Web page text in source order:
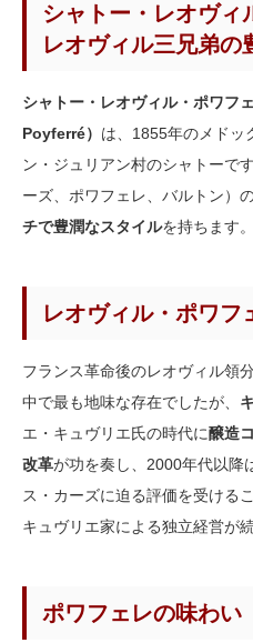
シャトー・レオヴィ
レオヴィル三兄弟の
シャトー・レオヴィル・ポワ
Poyferré） は、1855年のメドッ
ン・ジュリアン村のシャトーで
ーズ、ポワフェレ、バルトン）
チで豊潤なスタイルを持ちます。
レオヴィル・ポワフ
フランス革命後のレオヴィル領
中で最も地味な存在でしたが、
エ・キュヴリエ氏の時代に醸造
改革が功を奏し、2000年代以降
ス・カーズに迫る評価を受ける
キュヴリエ家による独立経営が
ポワフェレの味わい